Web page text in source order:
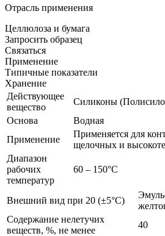
Отрасль применения
Целлюлоза и бумага
Запросить образец
Связаться
Применение
Типичные показатели
Хранение
Действующее
вещество
Силиконы
Основа
Водная
Применение
Применяется для
щелочных и
Диапазон
рабочих
температур
60 – 150°С
Внешний вид при 20 (±5°С)
Содержание нелетучих
веществ, %, не менее
40